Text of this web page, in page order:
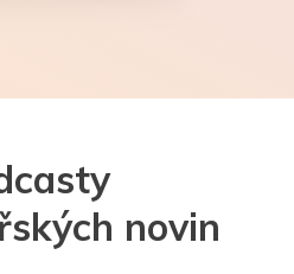
novin